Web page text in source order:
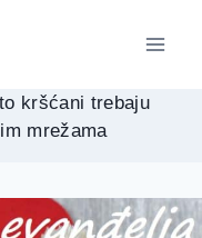
kršćani trebaju
mrežama